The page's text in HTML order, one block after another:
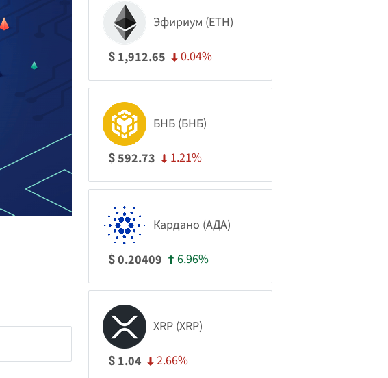
Эфириум (ETH)
$ 1,912.65 0.04%
БНБ (БНБ)
$592.73 1.21%
Кардано (АДА)
$0.20409 6.96%
XRP (XRP)
$ 1.04 2.66%